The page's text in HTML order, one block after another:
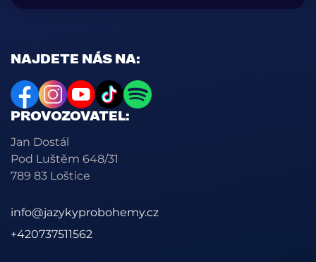
NAJDETE NÁS NA:
PROVOZOVATEL:
Jan Dostál
Pod Luštěm 648/31
789 83 Loštice
info@jazykyprobohemy.cz
+420737511562